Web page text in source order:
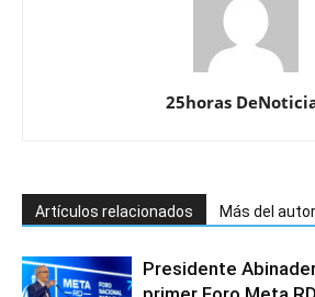
25horas
Artículos relacionados Más del autor
Presidente